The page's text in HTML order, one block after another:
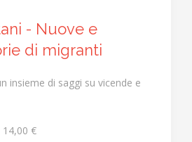
- Nuove e
di migranti
insieme di saggi su vicende e
14,00 €